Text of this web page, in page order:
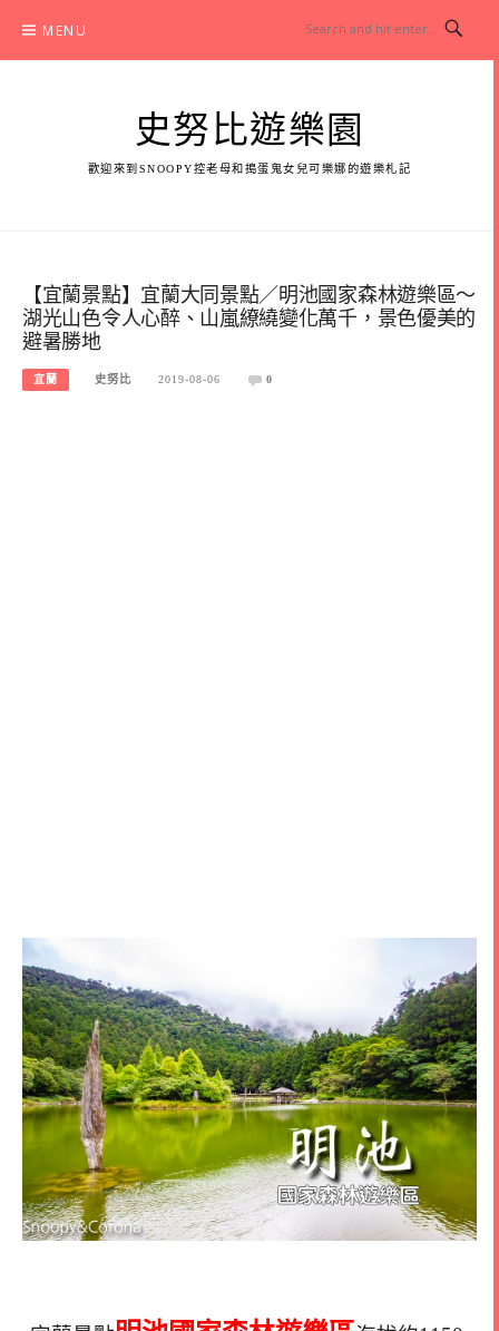
content
MENU
史努比遊樂園
歡迎來到SNOOPY控老母和搗蛋鬼女兒可樂娜的遊樂札記
【宜蘭景點】宜蘭大同景點／明池國家森林遊樂區～
湖光山色令人心醉、山嵐繚繞變化萬千，景色優美的
避暑勝地
宜蘭 史努比 2019-08-06 0